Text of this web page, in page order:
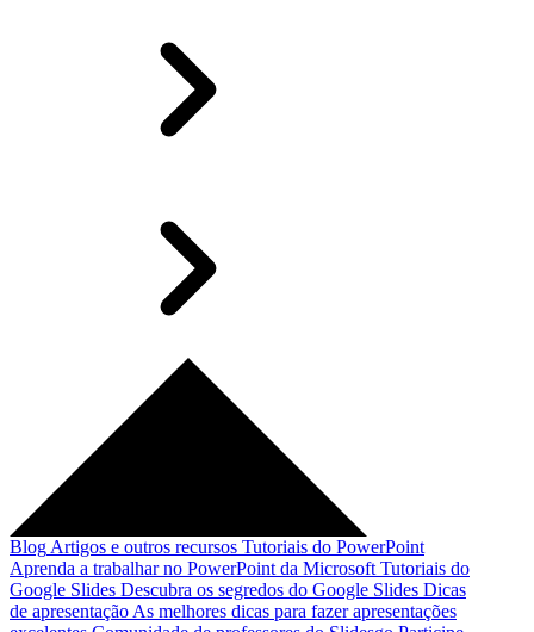
Blog Artigos e outros recursos Tutoriais do PowerPoint
Aprenda a trabalhar no PowerPoint da Microsoft Tutoriais do
Google Slides Descubra os segredos do Google Slides Dicas
de apresentação As melhores dicas para fazer apresentações